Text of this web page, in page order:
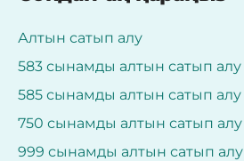
Алтын сатып алу
583 сынамды алтын сатып алу
585 сынамды алтын сатып алу
750 сынамды алтын сатып алу
999 сынамды алтын сатып алу